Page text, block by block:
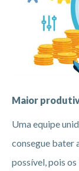
Maior
Uma equipe
consegue bater
possível, pois